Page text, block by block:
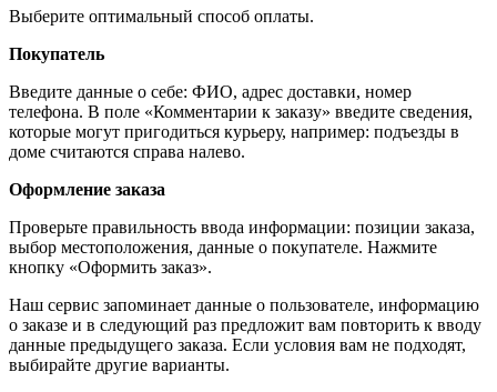
Выберите оптимальный способ оплаты.
Покупатель
Введите данные о себе: ФИО, адрес доставки, номер
телефона. В поле «Комментарии к заказу» введите сведения,
которые могут пригодиться курьеру, например: подъезды в
доме считаются справа налево.
Оформление заказа
Проверьте правильность ввода информации: позиции заказа,
выбор местоположения, данные о покупателе. Нажмите
кнопку «Оформить заказ».
Наш сервис запоминает данные о пользователе, информацию
о заказе и в следующий раз предложит вам повторить к вводу
данные предыдущего заказа. Если условия вам не подходят,
выбирайте другие варианты.